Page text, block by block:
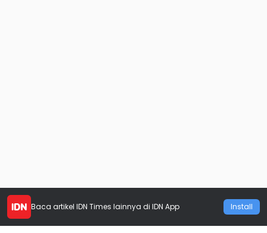
Baca artikel IDN Times lainnya di IDN App Install